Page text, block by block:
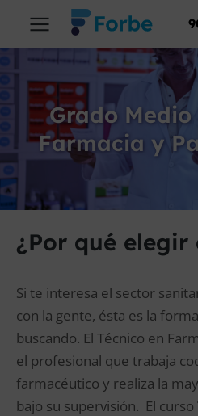
Grado Medio
Farmacia y
¿Por qué elegir
Si te interesa el sector
con la gente, ésta es la
buscando. El Técnico en
el profesional que trabaja
farmacéutico y realiza la
bajo su supervisión. El curso